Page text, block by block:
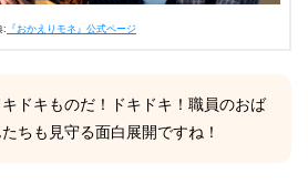
: 『おかえりモネ』公式ページ
ドキものだ！ドキドキ！職員のおば
ちも見守る面白展開ですね！